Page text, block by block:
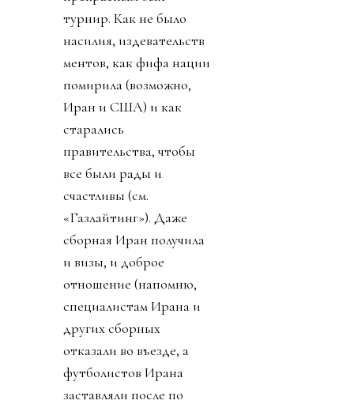
нажал на спусковой
крючок давно
созревшего плана:
прихватизация футбола.
О том как почти
похитили футбол - наша
краткая хроника.
День 0. 26 июля 2026.
Ровно через неделю
после окончания
финала, на личном
аккаунте Инфантино и
официальном аккаунте
ФИФА появился 887-
словный пост Джанни о
том, как ничтожны
хейтеры и каким
прекрасным был